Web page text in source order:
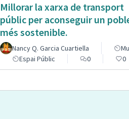
Millorar la xarxa de transport
públic per aconseguir un
més sostenible.
Nancy Q. Garcia Cuartiella
Espai Públic
0 0